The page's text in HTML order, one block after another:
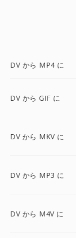
DV から MP4 に
DV から GIF に
DV から MKV に
DV から MP3 に
DV から M4V に